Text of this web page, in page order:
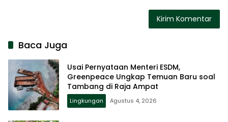
Baca Juga
Usai Pernyataan Menteri ESDM,
Greenpeace Ungkap Temuan Baru soal
Tambang di Raja Ampat
Lingkungan Agustus 4, 2026